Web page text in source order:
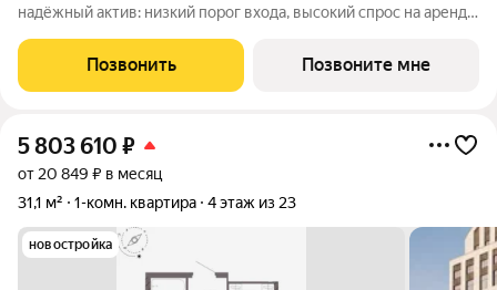
надёжный актив: низкий порог входа, высокий спрос на аренду
Жилой квартал «Бережно» это проект класса Бизнес,
созданный с уважением к городу и
Позвонить Позвоните мне
5 803 610 ₽
от 20 849 ₽ в месяц
31,1 м²
1-комн. квартира 4 этаж из 23
новостройка